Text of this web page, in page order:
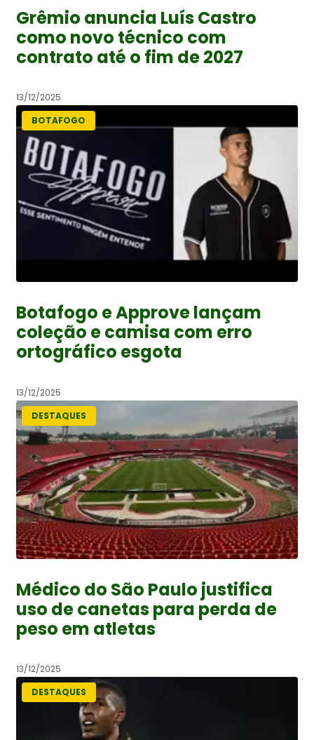
Grêmio anuncia Luís Castro
como novo técnico com
contrato até o fim de 2027
13/12/2025
BOTAFOGO
Botafogo e Approve lançam
coleção e camisa com erro
ortográfico esgota
13/12/2025
DESTAQUES
Médico do São Paulo justifica
uso de canetas para perda de
peso em atletas
13/12/2025
DESTAQUES